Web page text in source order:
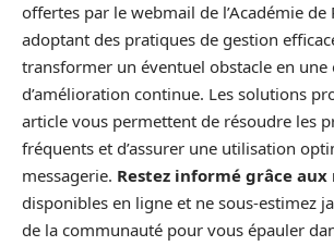
offertes par le webmail de l’Académie de
adoptant des pratiques de gestion
transformer un éventuel obstacle en
d’amélioration continue. Les solutions
article vous permettent de résoudre les
fréquents et d’assurer une utilisation
messagerie. Restez informé grâce aux
disponibles en ligne et ne sous-estimez
de la communauté pour vous épauler